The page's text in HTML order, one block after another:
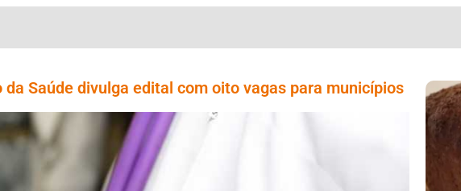
Saúde divulga edital com oito vagas para municípios